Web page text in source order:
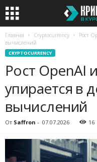
Главная Cryptocurrency
Рост
вычислений
CRYPTOCURRENCY
Рост OpenAI
упирается в
вычислений
От Saffron - 07.07.2026 16